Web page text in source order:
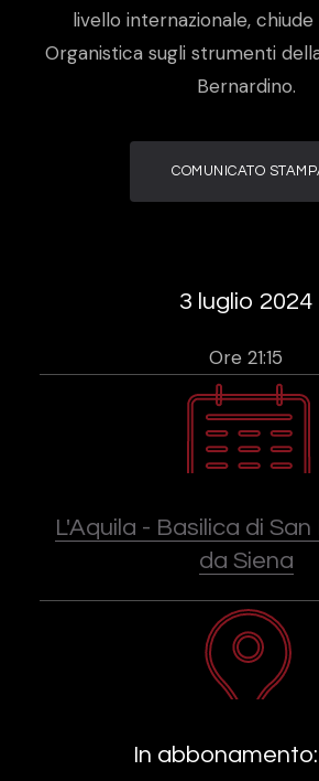
livello internazionale, chiude
Organistica sugli strumenti
Bernardino.
COMUNICATO
3 luglio 2024
Ore 21:15
L'Aquila - Basilica di
da Siena
In